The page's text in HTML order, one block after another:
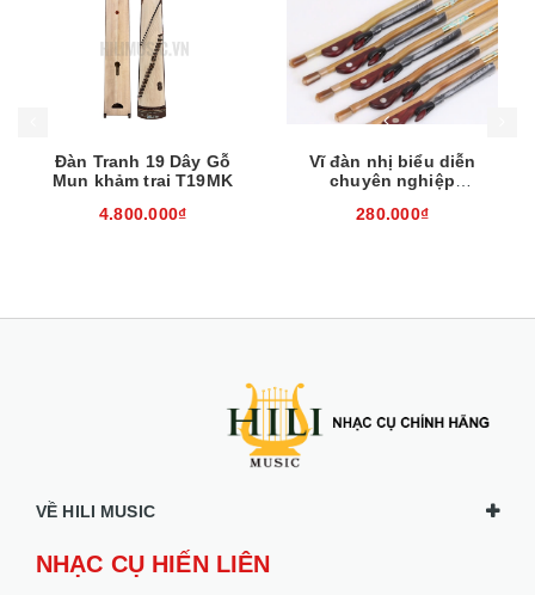
Đàn Tranh 19 Dây Gỗ
Mun khảm trai T19MK
4.800.000₫
Vĩ đàn nhị biểu diễn
chuyên nghiệp
280.000₫
Mua hàng
VỀ HILI MUSIC
NHẠC CỤ HIẾN LIÊN